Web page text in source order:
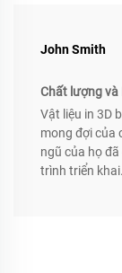
John Smith
Chất lượng và
Vật liệu in 3D
mong đợi của
ngũ của họ
trình triển khai.